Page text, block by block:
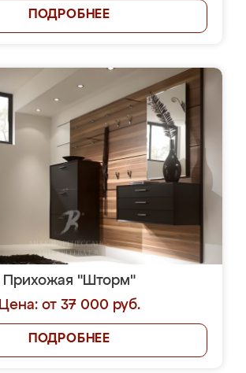
ПОДРОБНЕЕ
Прихожая "Шторм"
Цена: от 37 000 руб.
ПОДРОБНЕЕ